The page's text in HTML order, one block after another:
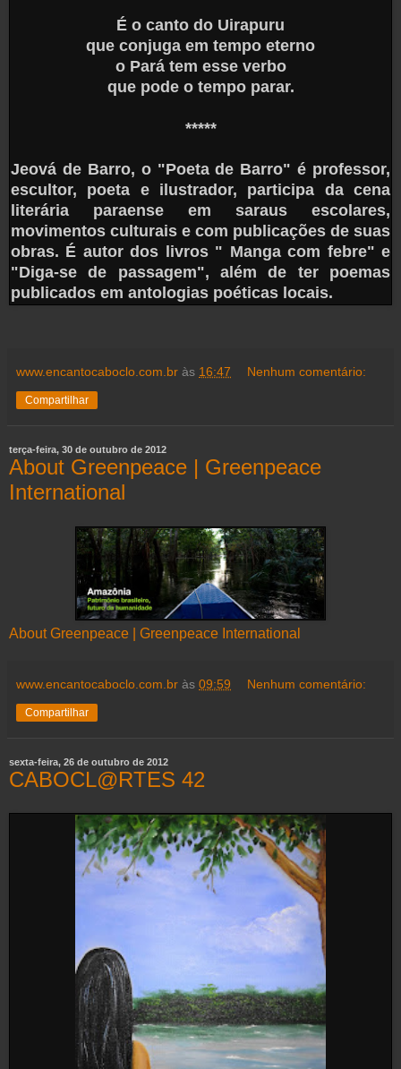
É o canto do Uirapuru
que conjuga em tempo eterno
o Pará tem esse verbo
que pode o tempo parar.
*****
Jeová de Barro, o "Poeta de Barro" é professor,
escultor, poeta e ilustrador, participa da cena
literária paraense em saraus escolares,
movimentos culturais e com publicações de suas
obras. É autor dos livros " Manga com febre" e
"Diga-se de passagem", além de ter poemas
publicados em antologias poéticas locais.
www.encantocaboclo.com.br às 16:47 Nenhum comentário:
Compartilhar
terça-feira, 30 de outubro de 2012
About Greenpeace | Greenpeace
International
About Greenpeace | Greenpeace International
www.encantocaboclo.com.br às 09:59 Nenhum comentário:
Compartilhar
sexta-feira, 26 de outubro de 2012
CABOCL@RTES 42